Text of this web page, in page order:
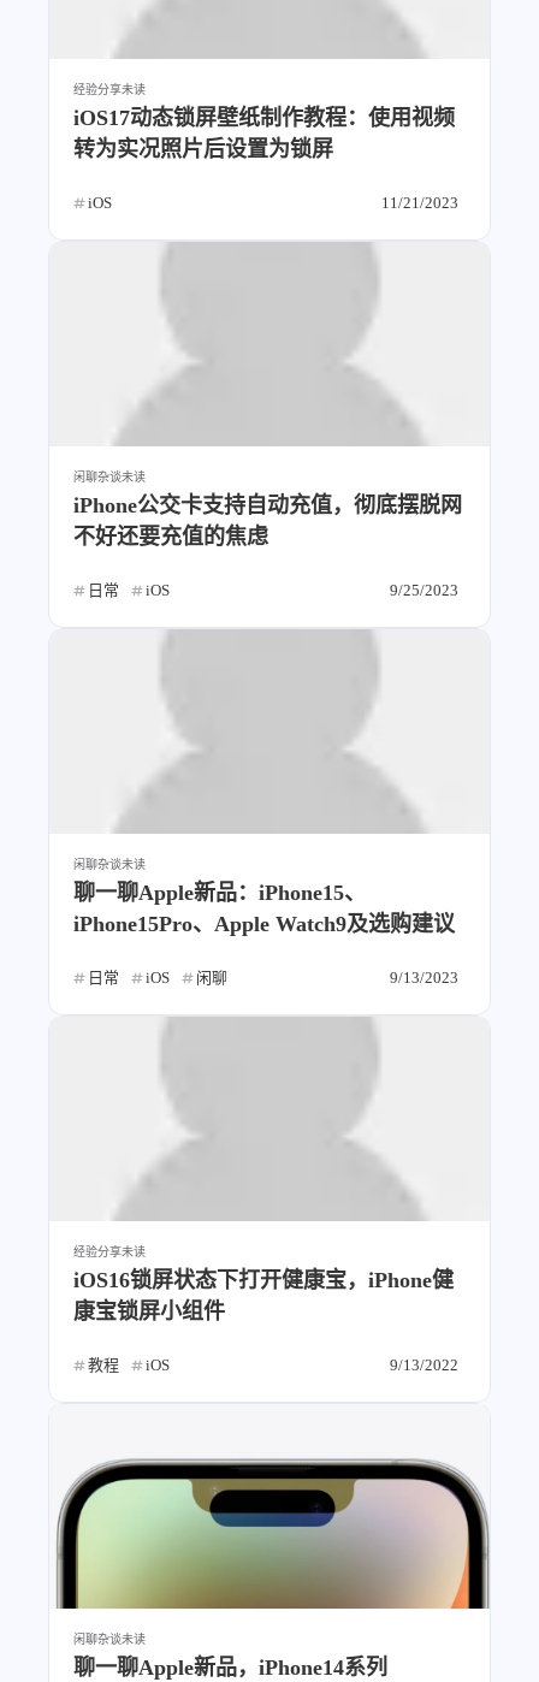
经验分享未读
iOS17动态锁屏壁纸制作教程：使用视频
转为实况照片后设置为锁屏
iOS 11/21/2023
闲聊杂谈未读
iPhone公交卡支持自动充值，彻底摆脱网
不好还要充值的焦虑
日常 iOS 9/25/2023
闲聊杂谈未读
聊一聊Apple新品：iPhone15、
iPhone15Pro、Apple Watch9及选购建议
日常 iOS 闲聊 9/13/2023
经验分享未读
iOS16锁屏状态下打开健康宝，iPhone健
康宝锁屏小组件
教程 iOS 9/13/2022
闲聊杂谈未读
聊一聊Apple新品，iPhone14系列